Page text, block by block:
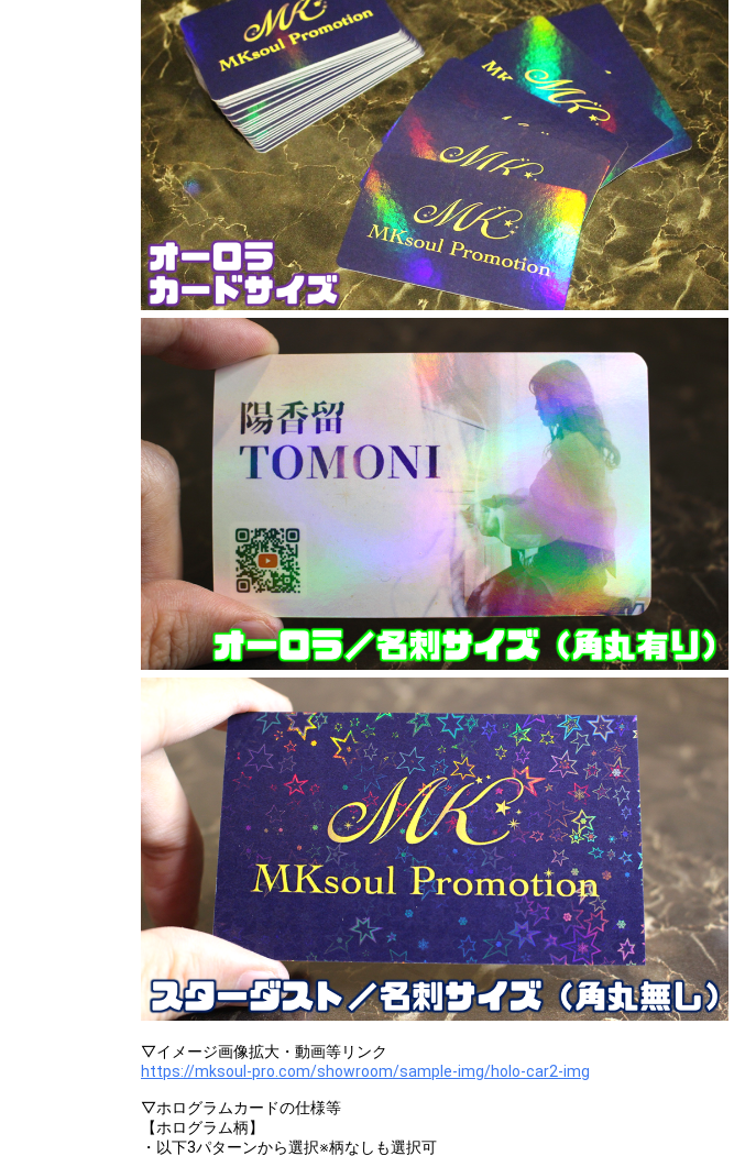
▽イメージ画像拡大・動画等リンク
https://mksoul-pro.com/showroom/sample-img/holo-car2-img
▽ホログラムカードの仕様等
【ホログラム柄】
・以下3パターンから選択※柄なしも選択可